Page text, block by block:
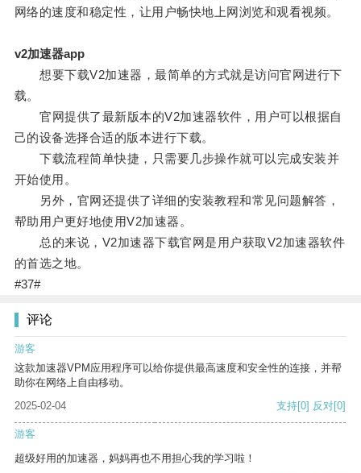
网络的速度和稳定性，让用户畅快地上网浏览和观看视频。
v2加速器app
想要下载V2加速器，最简单的方式就是访问官网进行下
载。
官网提供了最新版本的V2加速器软件，用户可以根据自
己的设备选择合适的版本进行下载。
下载流程简单快捷，只需要几步操作就可以完成安装并
开始使用。
另外，官网还提供了详细的安装教程和常见问题解答，
帮助用户更好地使用V2加速器。
总的来说，V2加速器下载官网是用户获取V2加速器软件
的首选之地。
#37#
评论
游客
这款加速器VPM应用程序可以给你提供最高速度和安全性的连接，并帮
助你在网络上自由移动。
2025-02-04
支持[0] 反对[0]
游客
超级好用的加速器，妈妈再也不用担心我的学习啦！